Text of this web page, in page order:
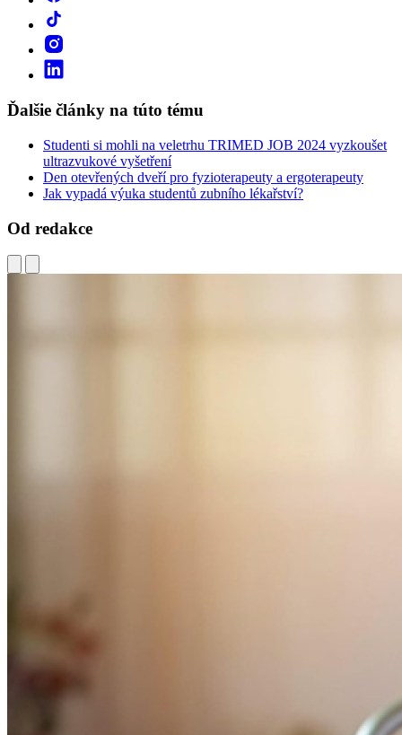
Ďalšie články na túto tému
Studenti si mohli na veletrhu TRIMED JOB 2024 vyzkoušet
ultrazvukové vyšetření
Den otevřených dveří pro fyzioterapeuty a ergoterapeuty
Jak vypadá výuka studentů zubního lékařství?
Od redakce